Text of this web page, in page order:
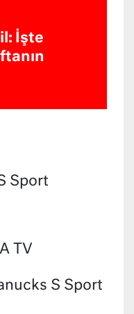
İşte
Sport
TV
S Sport